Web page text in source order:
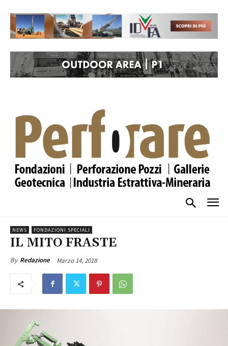
NEWS FONDAZIONI SPECIALI
IL MITO FRASTE
By Redazione Marzo 14, 2018